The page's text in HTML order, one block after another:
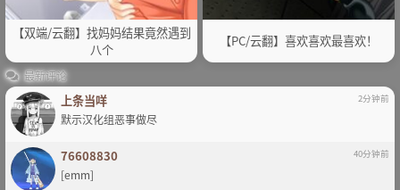
【双端/云翻】找妈妈结果竟然遇到
八个
【PC/云翻】喜欢喜欢最喜欢！
最新评论
上条当咩 2分钟前
默示汉化组恶事做尽
76608830 40分钟前
[emm]